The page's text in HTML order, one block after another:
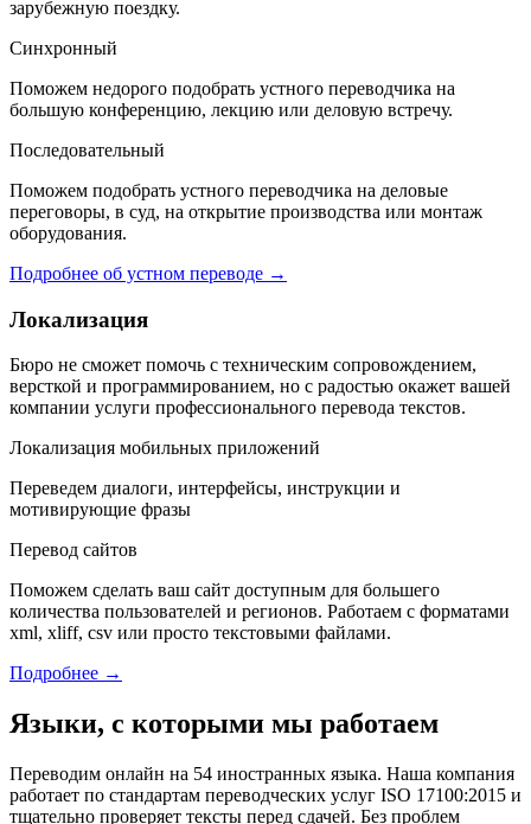
зарубежную поездку.
Синхронный
Поможем недорого подобрать устного переводчика на
большую конференцию, лекцию или деловую встречу.
Последовательный
Поможем подобрать устного переводчика на деловые
переговоры, в суд, на открытие производства или монтаж
оборудования.
Подробнее об устном переводе →
Локализация
Бюро не сможет помочь с техническим сопровождением,
версткой и программированием, но с радостью окажет вашей
компании услуги профессионального перевода текстов.
Локализация мобильных приложений
Переведем диалоги, интерфейсы, инструкции и
мотивирующие фразы
Перевод сайтов
Поможем сделать ваш сайт доступным для большего
количества пользователей и регионов. Работаем с форматами
xml, xliff, csv или просто текстовыми файлами.
Подробнее →
Языки, с которыми мы работаем
Переводим онлайн на 54 иностранных языка. Наша компания
работает по стандартам переводческих услуг ISO 17100:2015 и
тщательно проверяет тексты перед сдачей. Без проблем